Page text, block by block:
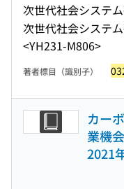
次世代社会システ
次世代社会システ
<YH231-M806>
著者標目（識別子）
カー
業機
2021